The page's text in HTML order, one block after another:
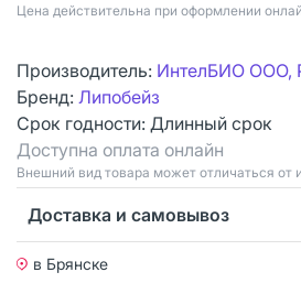
Цена действительна при оформлении
Производитель: ИнтелБИО ООО,
Бренд: Липобейз
Срок годности: Длинный срок
Доступна оплата онлайн
Bнешний вид товара может отличаться от
Доставка и самовывоз
в Брянске